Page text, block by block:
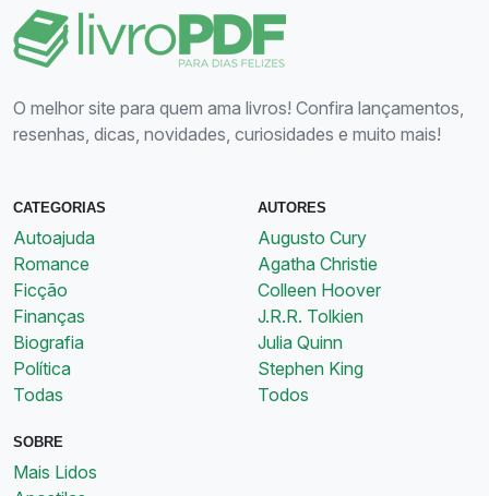
O melhor site para quem ama livros! Confira lançamentos,
resenhas, dicas, novidades, curiosidades e muito mais!
CATEGORIAS
Autoajuda
Romance
Ficção
Finanças
Biografia
Política
Todas
AUTORES
Augusto Cury
Agatha Christie
Colleen Hoover
J.R.R. Tolkien
Julia Quinn
Stephen King
Todos
SOBRE
Mais Lidos